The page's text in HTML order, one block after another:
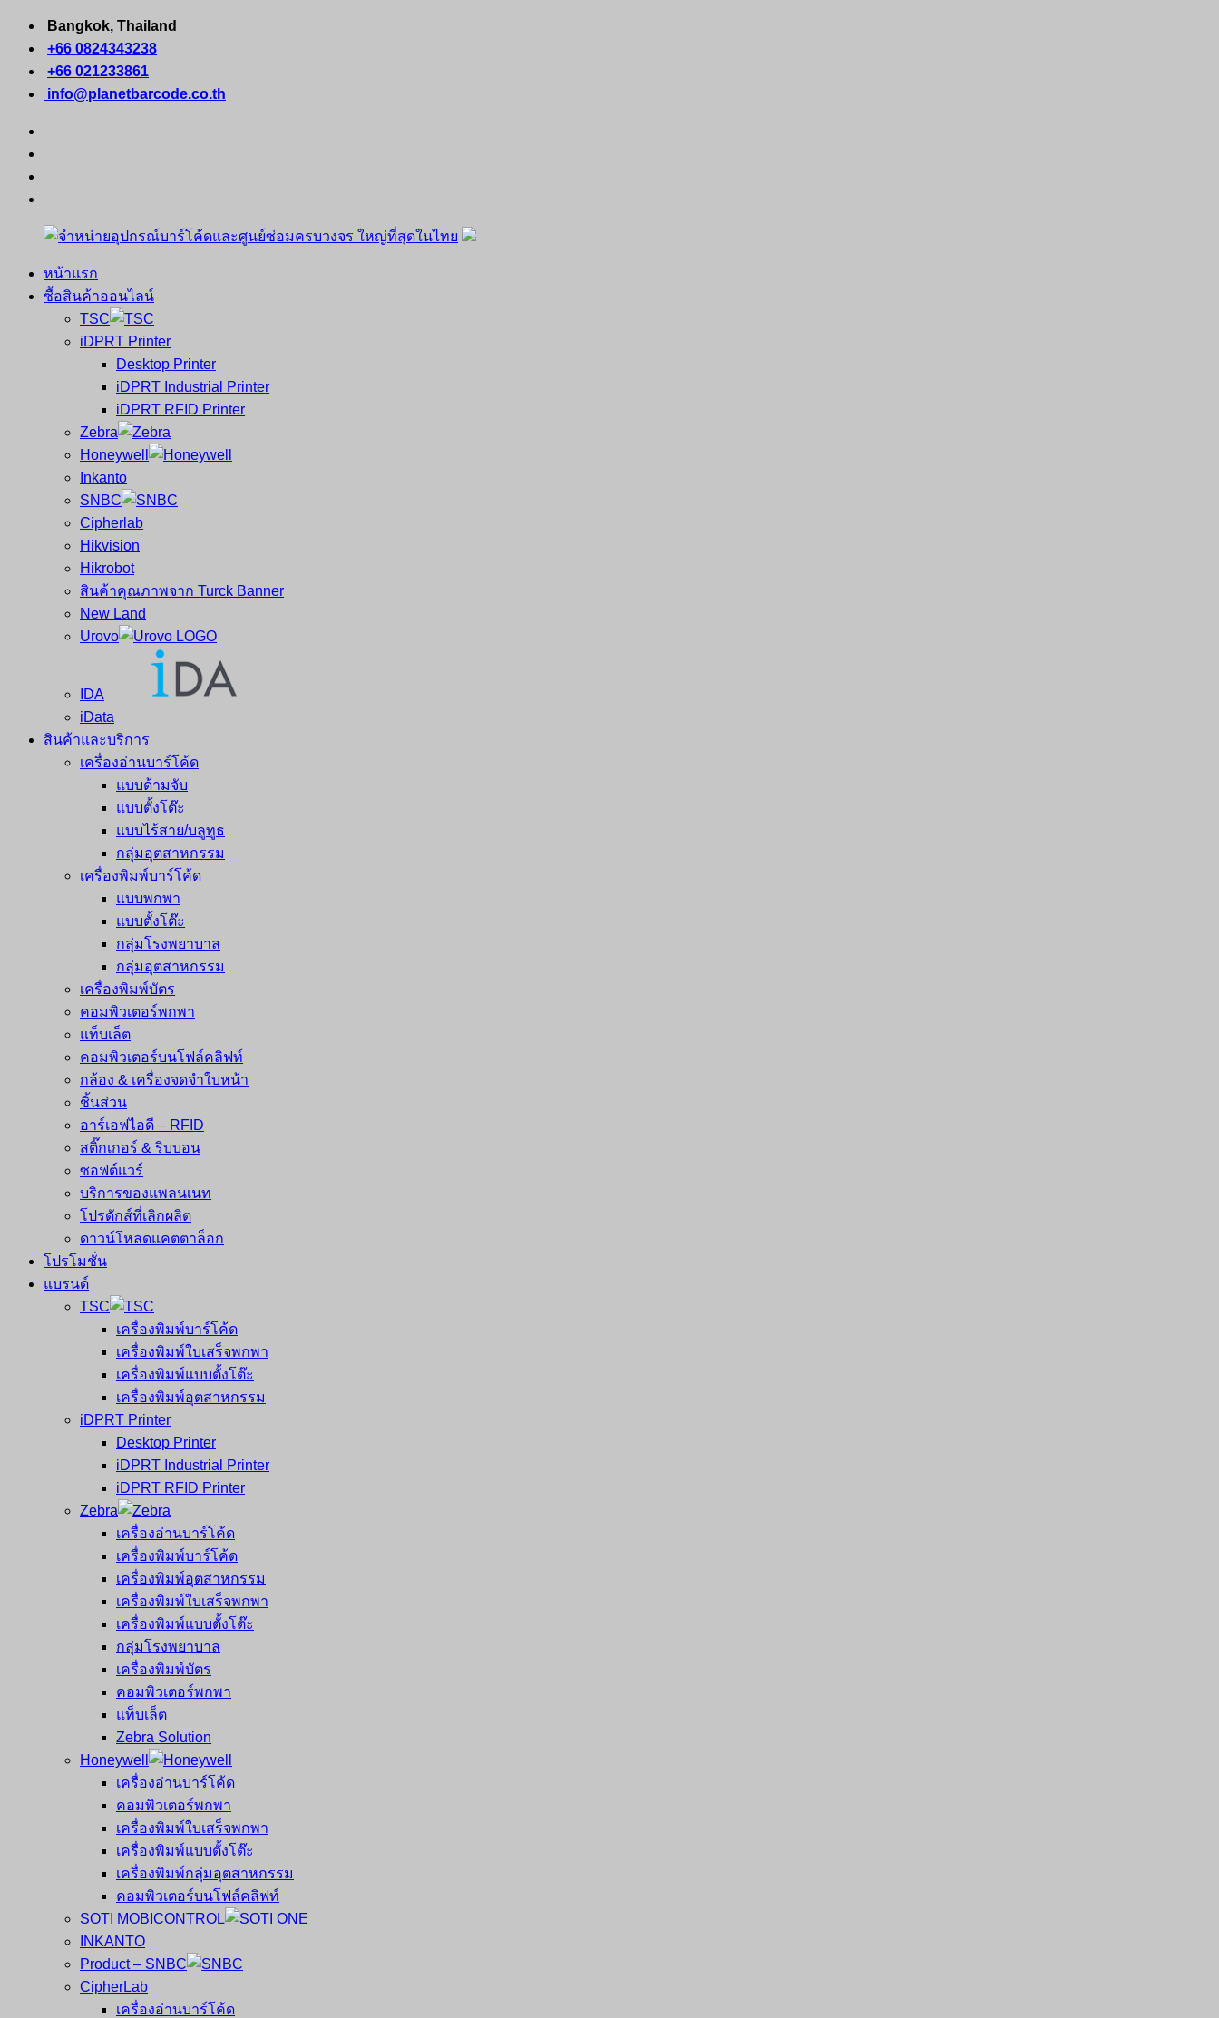
Skip
content
Bangkok, Thailand
+66 0824343238
+66 021233861
info@planetbarcode.co.th
จำหน่าย
คอมพิวเตอร์
หน้าแรก
ซื้อสินค้าออนไลน์
TSC
iDPRT Printer
Desktop Printer
iDPRT Industrial Printer
iDPRT RFID Printer
Zebra
Honeywell
Inkanto
SNBC
Cipherlab
Hikvision
Hikrobot
สินค้าคุณภาพจาก Turck Banner
New Land
Urovo
IDA
iData
สินค้าและบริการ
เครื่องอ่านบาร์โค้ด
แบบด้ามจับ
แบบตั้งโต๊ะ
แบบไร้สาย/บลูทูธ
กลุ่มอุตสาหกรรม
เครื่องพิมพ์บาร์โค้ด
แบบพกพา
แบบตั้งโต๊ะ
กลุ่มโรงพยาบาล
กลุ่มอุตสาหกรรม
เครื่องพิมพ์บัตร
คอมพิวเตอร์พกพา
แท็บเล็ต
คอมพิวเตอร์บนโฟล์คลิฟท์
กล้อง & เครื่องจดจำใบหน้า
ชิ้นส่วน
อาร์เอฟไอดี – RFID
สติ๊กเกอร์ & ริบบอน
ซอฟต์แวร์
บริการของแพลนเนท
โปรดักส์ที่เลิกผลิต
ดาวน์โหลดแคตตาล็อก
โปรโมชั่น
แบรนด์
TSC
เครื่องพิมพ์บาร์โค้ด
เครื่องพิมพ์ใบเสร็จพกพา
เครื่องพิมพ์แบบตั้งโต๊ะ
เครื่องพิมพ์อุตสาหกรรม
iDPRT Printer
Desktop Printer
iDPRT Industrial Printer
iDPRT RFID Printer
Zebra
เครื่องอ่านบาร์โค้ด
เครื่องพิมพ์บาร์โค้ด
เครื่องพิมพ์อุตสาหกรรม
เครื่องพิมพ์ใบเสร็จพกพา
เครื่องพิมพ์แบบตั้งโต๊ะ
กลุ่มโรงพยาบาล
เครื่องพิมพ์บัตร
คอมพิวเตอร์พกพา
แท็บเล็ต
Zebra Solution
Honeywell
เครื่องอ่านบาร์โค้ด
คอมพิวเตอร์พกพา
เครื่องพิมพ์ใบเสร็จพกพา
เครื่องพิมพ์แบบตั้งโต๊ะ
เครื่องพิมพ์กลุ่มอุตสาหกรรม
คอมพิวเตอร์บนโฟล์คลิฟท์
SOTI MOBICONTROL
INKANTO
Product – SNBC
CipherLab
เครื่องอ่านบาร์โค้ด